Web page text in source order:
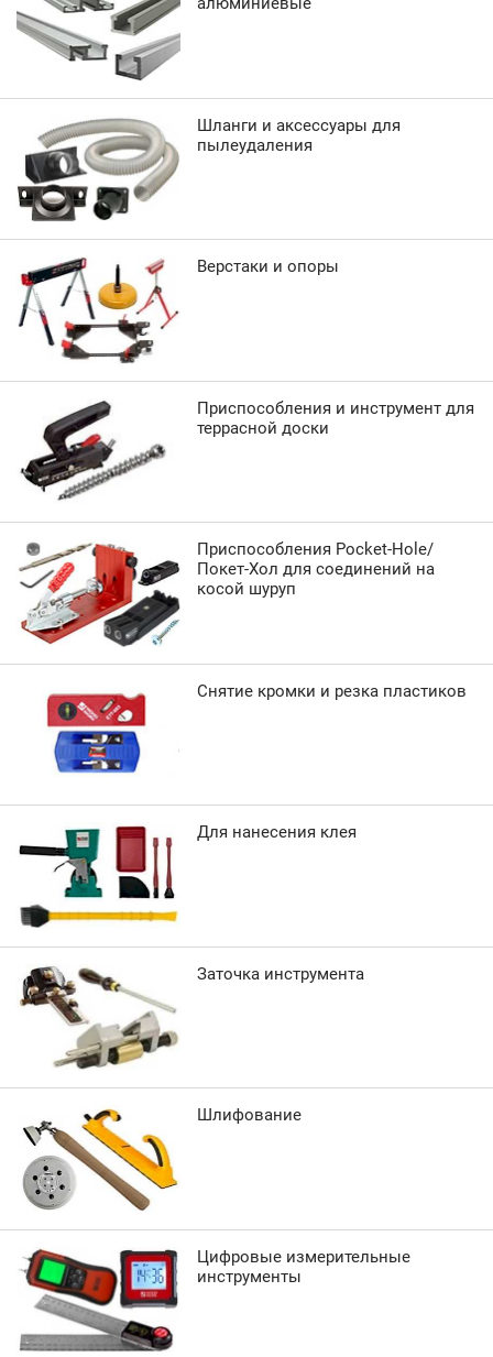
Шланги и аксессуары для
пылеудаления
Верстаки и опоры
Приспособления и инструмент для
террасной доски
Приспособления Pocket-Hole/
Покет-Хол для соединений на
косой шуруп
Снятие кромки и резка пластиков
Для нанесения клея
Заточка инструмента
Шлифование
Цифровые измерительные
инструменты